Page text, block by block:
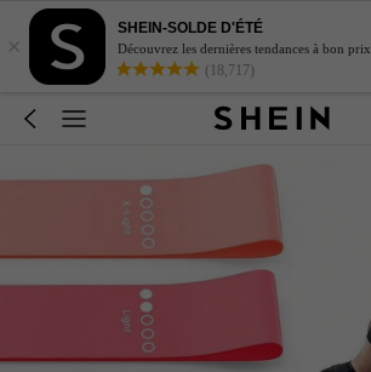
×
SHEIN-SOLDE D'ÉTÉ
Découvrez les dernières tendances à bon prix.
(18,717)